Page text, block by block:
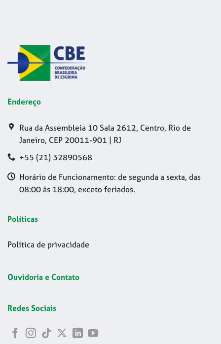
Endereço
Rua da Assembleia 10 Sala 2612, Centro, Rio de
Janeiro, CEP 20011-901 | RJ
+55 (21) 32890568
Horário de Funcionamento: de segunda a sexta, das
08:00 às 18:00, exceto feriados.
Políticas
Política de privacidade
Ouvidoria e Contato
Redes Sociais